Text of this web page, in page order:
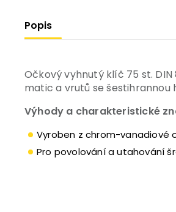
Popis
Očkový vyhnutý klíč 75 st.
matic a vrutů se šestihrannou
Výhody a charakteristické
Vyroben z chrom-vanadiové
Pro povolování a utahování